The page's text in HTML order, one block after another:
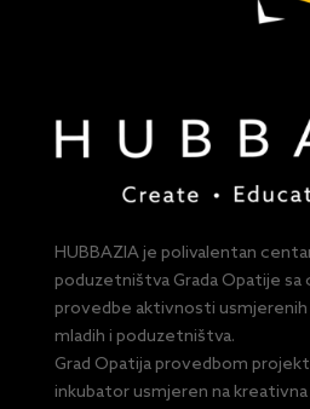
HUBBAZIA je polivalentan
poduzetništva Grada Opatije sa
provedbe aktivnosti usmjerenih
mladih i poduzetništva.
Grad Opatija provedbom
inkubator usmjeren na